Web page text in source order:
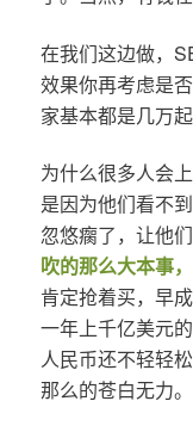
在我们这边做，
效果你再考虑是
家基本都是几万
为什么很多人会
是因为他们看不
忽悠瘸了，让他们
吹的那么大本事
肯定抢着买，早
一年上千亿美元
人民币还不轻轻
那么的苍白无力。